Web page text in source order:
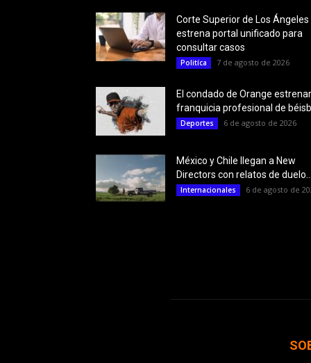
Corte Superior de Los Ángeles
estrena portal unificado para
consultar casos
Politíca 7 de agosto de 2026
El condado de Orange
franquicia profesional de
Deportes 6 de agosto de 2026
México y Chile llegan a New
Directors con relatos de duelo...
Internacionales 6 de agosto de